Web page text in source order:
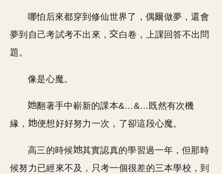
哪怕后來都穿到修仙世界了，偶爾做夢，還會
夢到自己考試考不出來，
白卷，上課回答不出問
題。
像是心魔。
翻著手中嶄新的課本&…&…既然有次機
緣，
便想好好努力一次，了卻這段心魔。
高三的時候
其實認真的學習過一年，但那時
候努力已經來不及，只考一個很差的三本學校，到